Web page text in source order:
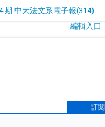
期 中大法文系電子報(314)
編輯入口